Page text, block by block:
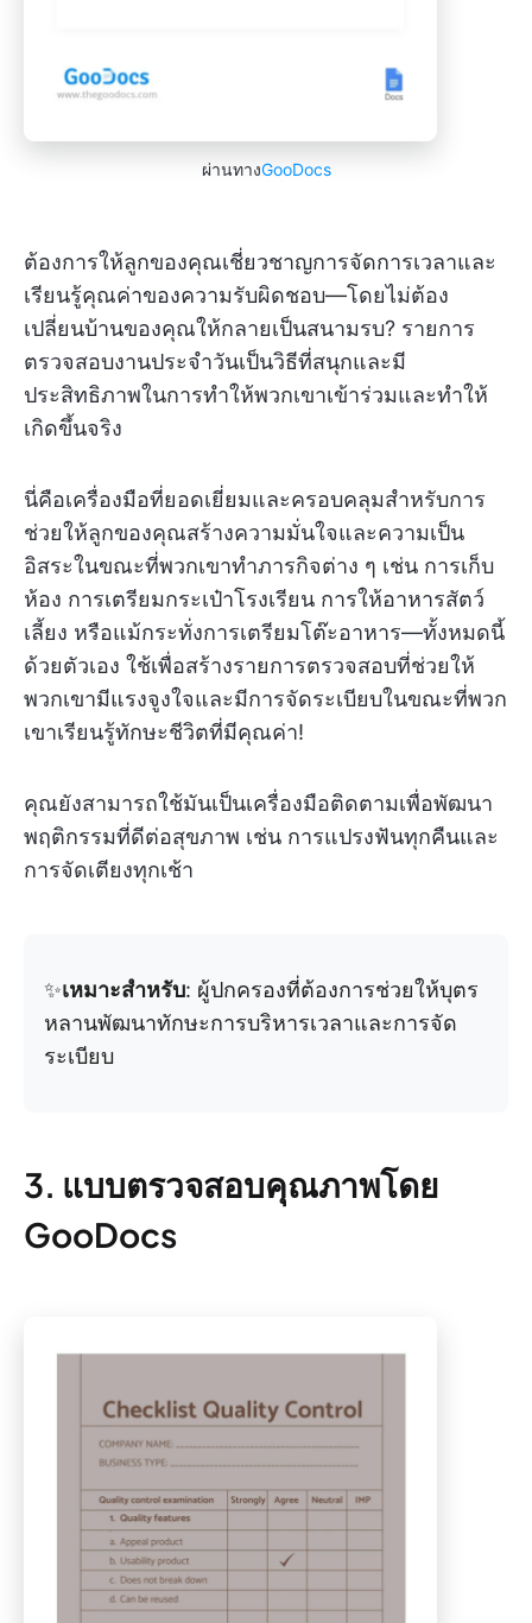
ผ่านทางGooDocs
ต้องการให้ลูกของคุณเชี่ยวชาญการจัดการเวลาและ
เรียนรู้คุณค่าของความรับผิดชอบ—โดยไม่ต้อง
เปลี่ยนบ้านของคุณให้กลายเป็นสนามรบ? รายการ
ตรวจสอบงานประจำวันเป็นวิธีที่สนุกและมี
ประสิทธิภาพในการทำให้พวกเขาเข้าร่วมและทำให้
เกิดขึ้นจริง
นี่คือเครื่องมือที่ยอดเยี่ยมและครอบคลุมสำหรับการ
ช่วยให้ลูกของคุณสร้างความมั่นใจและความเป็น
อิสระในขณะที่พวกเขาทำภารกิจต่าง ๆ เช่น การเก็บ
ห้อง การเตรียมกระเป๋าโรงเรียน การให้อาหารสัตว์
เลี้ยง หรือแม้กระทั่งการเตรียมโต๊ะอาหาร—ทั้งหมดนี้
ด้วยตัวเอง ใช้เพื่อสร้างรายการตรวจสอบที่ช่วยให้
พวกเขามีแรงจูงใจและมีการจัดระเบียบในขณะที่พวก
เขาเรียนรู้ทักษะชีวิตที่มีคุณค่า!
คุณยังสามารถใช้มันเป็นเครื่องมือติดตามเพื่อพัฒนา
พฤติกรรมที่ดีต่อสุขภาพ เช่น การแปรงฟันทุกคืนและ
การจัดเตียงทุกเช้า
✨เหมาะสำหรับ: ผู้ปกครองที่ต้องการช่วยให้บุตร
หลานพัฒนาทักษะการบริหารเวลาและการจัด
ระเบียบ
3. แบบตรวจสอบคุณภาพโดย
GooDocs